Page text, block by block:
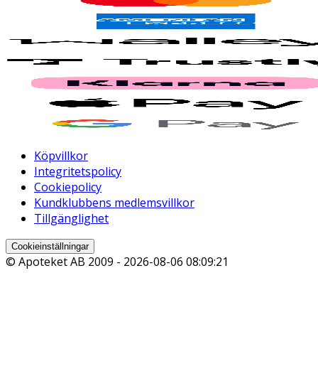
Köpvillkor
Integritetspolicy
Cookiepolicy
Kundklubbens medlemsvillkor
Tillgänglighet
Cookieinställningar
© Apoteket AB 2009 - 2026-08-06 08:09:21